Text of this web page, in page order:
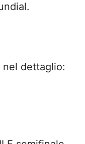
nel dettaglio: